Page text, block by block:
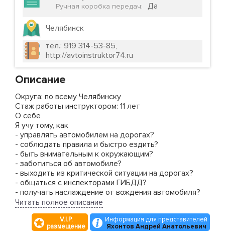
Ручная коробка передач: Да
Челябинск
тел.: 919 314-53-85,
http://avtoinstruktor74.ru
Описание
Округа: по всему Челябинску
Стаж работы инструктором: 11 лет
О себе
Я учу тому, как
- управлять автомобилем на дорогах?
- соблюдать правила и быстро ездить?
- быть внимательным к окружающим?
- заботиться об автомобиле?
- выходить из критической ситуации на дорогах?
- общаться с инспекторами ГИБДД?
- получать наслаждение от вождения автомобиля?
- научить другого?
ПЕРВЫЙ ЧАС БЕСПЛАТНО
Читать полное описание
V.I.P.
размещение
Информация для представителей
Яхонтов Андрей Анатольевич